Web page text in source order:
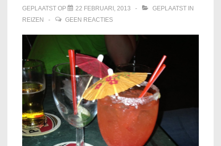
GEPLAATST OP 22 FEBRUARI, 2013
GEPLAATST IN
REIZEN
GEEN REACTIES